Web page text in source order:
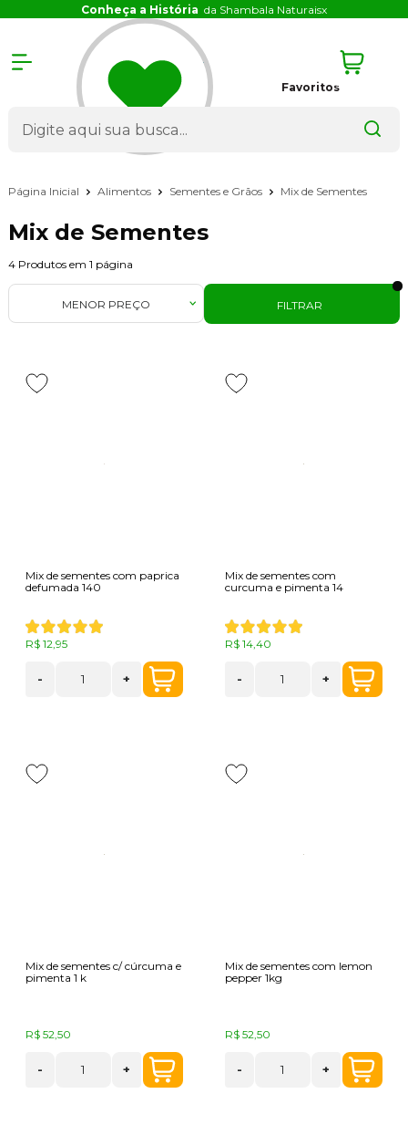
Conheça a História da Shambala Naturaisx
Favoritos
Página Inicial Alimentos Sementes e Grãos Mix de Sementes
Mix de Sementes
4 Produtos em 1 página
FILTRAR
MENOR PREÇO
Mix de sementes com paprica
defumada 140
R$ 12,95
- +
Mix de sementes com
curcuma e pimenta 14
R$ 14,40
- +
Mix de sementes c/ cúrcuma e
pimenta 1 k
R$ 52,50
- +
Mix de sementes com lemon
pepper 1kg
R$ 52,50
- +